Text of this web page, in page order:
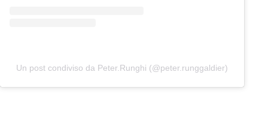
Un post condiviso da Peter.Runghi (@peter.runggaldier)